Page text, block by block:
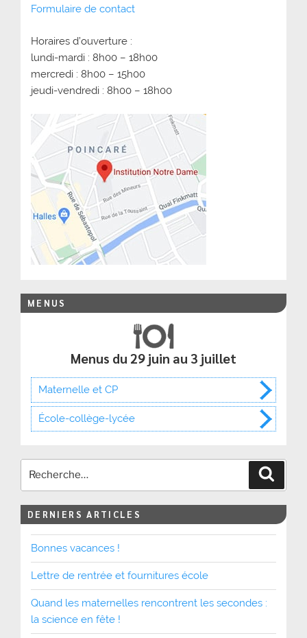
Formulaire de contact
Horaires d’ouverture :
lundi-mardi : 8h00 – 18h00
mercredi : 8h00 – 15h00
jeudi-vendredi : 8h00 – 18h00
MENUS
Menus du 29 juin au 3 juillet
Maternelle et CP
École-collège-lycée
DERNIERS ARTICLES
Bonnes vacances !
Lettre de rentrée et fournitures école
Quand les maternelles rencontrent les secondes :
la science en fête !